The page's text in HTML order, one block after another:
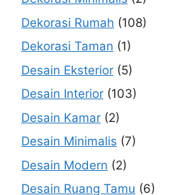
Dekorasi Rumah (108)
Dekorasi Taman (1)
Desain Eksterior (5)
Desain Interior (103)
Desain Kamar (2)
Desain Minimalis (7)
Desain Modern (2)
Desain Ruang Tamu (6)